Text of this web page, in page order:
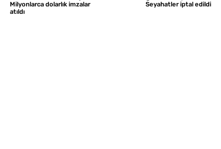
Milyonlarca dolarlık imzalar
atıldı
Seyahatler iptal edildi